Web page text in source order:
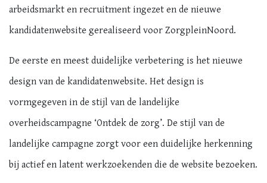
arbeidsmarkt en recruitment ingezet en de nieuwe
kandidatenwebsite gerealiseerd voor ZorgpleinNoord.
De eerste en meest duidelijke verbetering is het nieuwe
design van de kandidatenwebsite. Het design is
vormgegeven in de stijl van de landelijke
overheidscampagne ‘Ontdek de zorg’. De stijl van de
landelijke campagne zorgt voor een duidelijke herkenning
bij actief en latent werkzoekenden die de website bezoeken.